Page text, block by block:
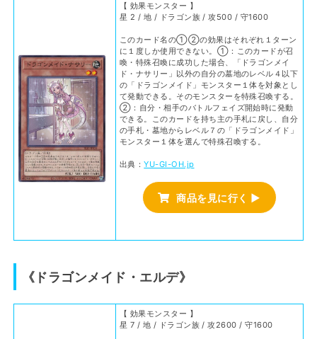
【 効果モンスター 】
星 2 / 地 / ドラゴン族 / 攻500 / 守1600
このカード名の①②の効果はそれぞれ１ターン
に１度しか使用できない。①：このカードが召
喚・特殊召喚に成功した場合、「ドラゴンメイ
ド・ナサリー」以外の自分の墓地のレベル４以下
の「ドラゴンメイド」モンスター１体を対象とし
て発動できる。そのモンスターを特殊召喚する。
②：自分・相手のバトルフェイズ開始時に発動
できる。このカードを持ち主の手札に戻し、自分
の手札・墓地からレベル７の「ドラゴンメイド」
モンスター１体を選んで特殊召喚する。
出典：YU-GI-OH.jp
商品を見に行く ▶
《ドラゴンメイド・エルデ》
【 効果モンスター 】
星 7 / 地 / ドラゴン族 / 攻2600 / 守1600